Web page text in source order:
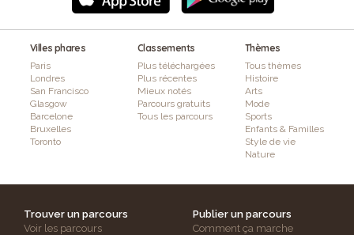
Villes phares
Paris
Londres
San Francisco
Glasgow
Barcelone
Bruxelles
Toronto
Classements
Plus téléchargées
Plus récentes
Mieux notés
Parcours gratuits
Tous les parcours
Thèmes
Tous thèmes
Histoire
Arts
Mode
Sports
Enfants & Familles
Style de vie
Nature
Trouver un parcours
Voir les parcours
Publier un parcours
Comment ça marche